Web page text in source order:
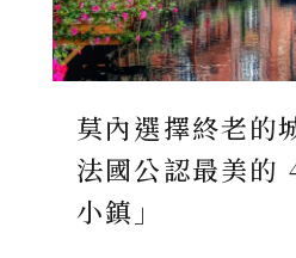
莫內選擇終老的
法國公認最美的
小鎮」